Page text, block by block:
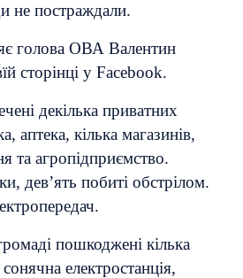
не постраждали.
голова ОВА Валентин
сторінці у Facebook.
декілька приватних
аптека, кілька магазинів,
та агропідприємство.
дев’ять побиті обстрілом.
пошкоджені кілька
електростанція,